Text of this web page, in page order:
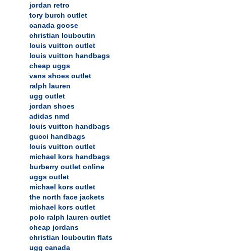
jordan retro
tory burch outlet
canada goose
christian louboutin
louis vuitton outlet
louis vuitton handbags
cheap uggs
vans shoes outlet
ralph lauren
ugg outlet
jordan shoes
adidas nmd
louis vuitton handbags
gucci handbags
louis vuitton outlet
michael kors handbags
burberry outlet online
uggs outlet
michael kors outlet
the north face jackets
michael kors outlet
polo ralph lauren outlet
cheap jordans
christian louboutin flats
ugg canada